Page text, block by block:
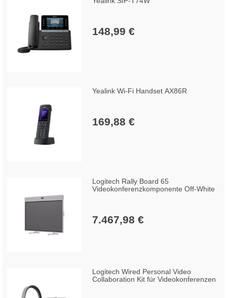
148,99 €
Yealink Wi-Fi Handset AX86R
169,88 €
Logitech Rally Board 65
Videokonferenzkomponente Off-White
7.467,98 €
Logitech Wired Personal Video
Collaboration Kit für Videokonferenzen